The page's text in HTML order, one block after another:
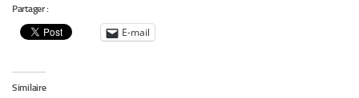
Partager :
E-mail
Similaire